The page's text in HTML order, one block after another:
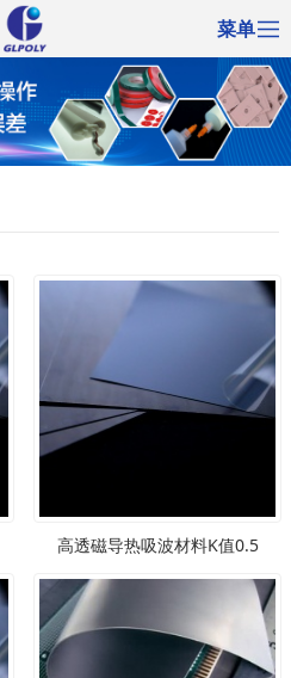
菜单
高透磁导热吸波材料K值0.5